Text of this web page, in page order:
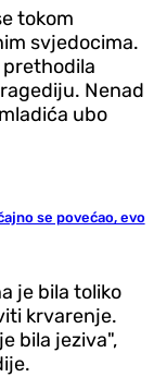
tokom
svjedocima.
Nenad
ubo
se povećao, evo
je bila toliko
krvarenje.
bila jeziva",